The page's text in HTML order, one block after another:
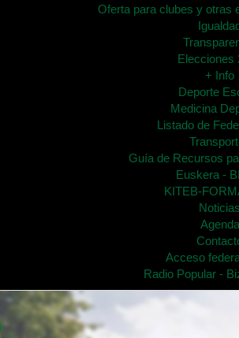
Oferta para clubes y otras
Elecciones
+ Info
Deporte
Medicina
Listado de
Guía de Recursos
Euskera -
KITEB-
Noticias
Agenda
Acceso
Radio Popular -